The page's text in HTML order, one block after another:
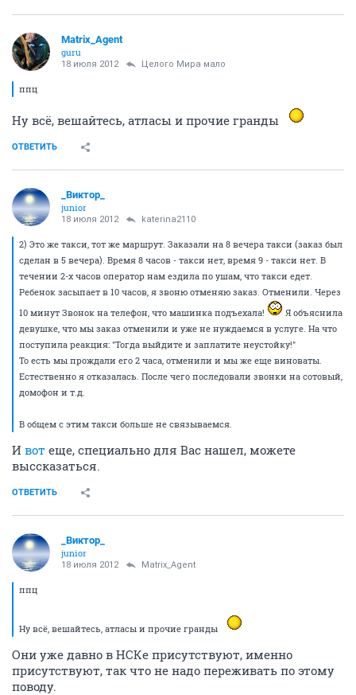
Matrix_Agent
guru
18 июля 2012 Целого Мира мало
ппц
Ну всё, вешайтесь, атласы и прочие гранды
ОТВЕТИТЬ
_Виктор_
juniоr
18 июля 2012 katerina2110
2) Это же такси, тот же маршрут. Заказали на 8 вечера такси (заказ был
сделан в 5 вечера). Время 8 часов - такси нет, время 9 - такси нет. В
течении 2-х часов оператор нам ездила по ушам, что такси едет.
Ребенок засыпает в 10 часов, я звоню отменяю заказ. Отменили. Через
10 минут Звонок на телефон, что машинка подъехала!
Я объяснила
девушке, что мы заказ отменили и уже не нуждаемся в услуге. На что
поступила реакция: "Тогда выйдите и заплатите неустойку!"
То есть мы прождали его 2 часа, отменили и мы же еще виноваты.
Естественно я отказалась. После чего последовали звонки на сотовый,
домофон и т.д.
В общем с этим такси больше не связываемся.
И вот еще, специально для Вас нашел, можете
выссказаться.
ОТВЕТИТЬ
_Виктор_
juniоr
18 июля 2012 Matrix_Agent
ппц
Ну всё, вешайтесь, атласы и прочие гранды
Они уже давно в НСКе присутствуют, именно
присутствуют, так что не надо переживать по этому
поводу.